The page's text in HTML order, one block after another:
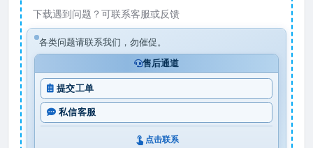
下载遇到问题？可联系客服或反馈
各类问题请联系我们，勿催促。
售后通道
提交工单
私信客服
点击联系